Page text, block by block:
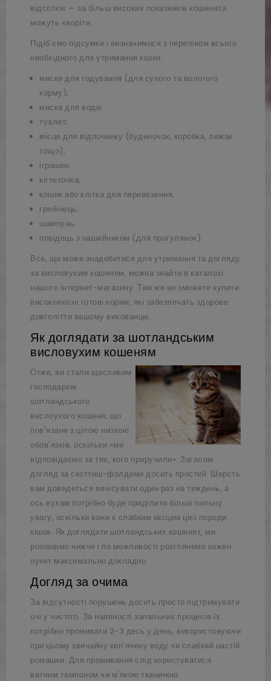
відсотків — за більш високих показників кошенята
можуть хворіти.
Підіб'ємо підсумки і визначимося з переліком всього
необхідного для утримання кішки:
миски для годування (для сухого та вологого
корму);
миска для води;
туалет;
місце для відпочинку (будиночок, коробка, лежак
тощо);
іграшки;
кігтеточка;
кошик або клітка для перевезення;
гребінець;
шампунь;
повідець з нашийником (для прогулянок).
Все, що може знадобитися для утримання та догляду
за висловухим кошеням, можна знайти в каталозі
нашого інтернет-магазину. Там же ви зможете купити
високоякісні готові корми, які забезпечать здорове
довголіття вашому вихованцю.
Як доглядати за шотландським
висловухим кошеням
Отже, ви стали щасливим
господарем
шотландського
вислоухого кошеня, що
пов'язане з цілою низкою
обов'язків, оскільки «ми
відповідаємо за тих, кого приручили». Загалом
догляд за скоттиш-фолдами досить простий. Шерсть
вам доведеться вичісувати один раз на тиждень, а
ось вухам потрібно буде приділити більш пильну
увагу, оскільки вони є слабким місцем цієї породи
кішок. Як доглядати шотландських кошенят, ми
розповімо нижче і по можливості розглянемо кожен
пункт максимально докладно.
Догляд за очима
За відсутності порушень досить просто підтримувати
очі у чистоті. За наявності запальних процесів їх
потрібно промивати 2-3 десь у день, використовуючи
при цьому звичайну кип'ячену воду чи слабкий настій
ромашки. Для промивання слід користуватися
ватним тампоном чи м'якою тканиною.